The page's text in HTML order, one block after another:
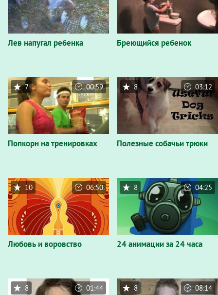
Лев напугал ребенка Бреющийся ребенок
Попкорн на тренировках
7 00:59
Полезные собачьи трюки
8 03:12
Любовь и воровство
10 06:50
24 анимации за 24 часа
8 04:25
8 01:44 8 08:14